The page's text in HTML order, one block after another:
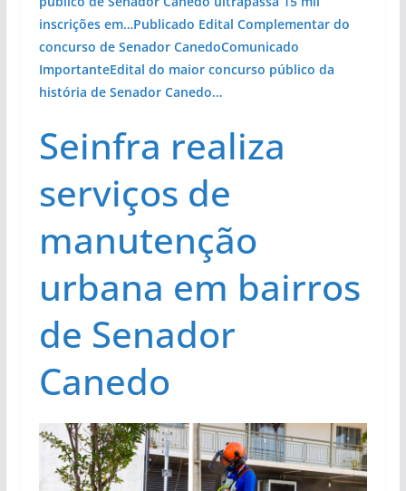
inscrições em…Publicado Edital Complementar do
concurso de Senador CanedoComunicado
ImportanteEdital do maior concurso público da
história de Senador Canedo…
Seinfra realiza
serviços de
manutenção
urbana em bairros
de Senador
Canedo